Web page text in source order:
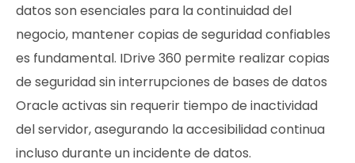
datos son esenciales para la continuidad del
negocio, mantener copias de seguridad confiables
es fundamental. IDrive 360 permite realizar copias
de seguridad sin interrupciones de bases de datos
Oracle activas sin requerir tiempo de inactividad
del servidor, asegurando la accesibilidad continua
incluso durante un incidente de datos.